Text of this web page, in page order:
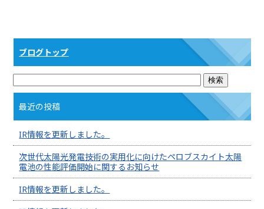
ブログトップ
最近の投稿
IR情報を更新しました。
次世代太陽光発電技術の実用化に向けたペロブスカイト太陽
電池の性能評価開始に関するお知らせ
IR情報を更新しました。